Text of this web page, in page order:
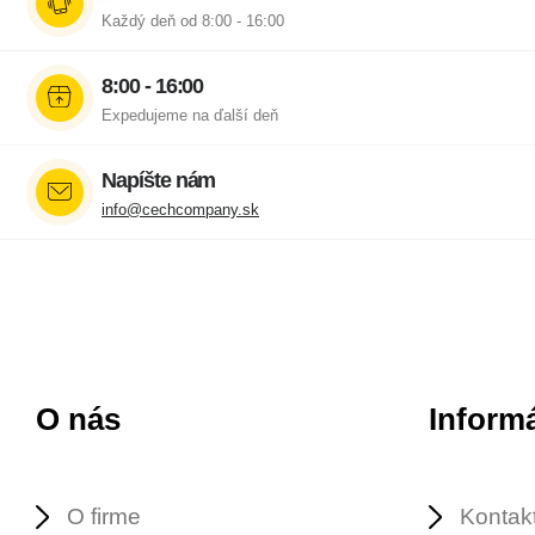
Každý deň od 8:00 - 16:00
8:00 - 16:00
Expedujeme na ďalší deň
Napíšte nám
info@cechcompany.sk
O nás
O firme